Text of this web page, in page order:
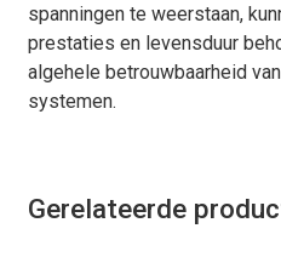
spanningen te weerstaan,
prestaties en levensduur
algehele betrouwbaarheid
systemen.
Gerelateerde